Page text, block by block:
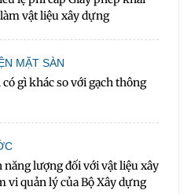
vật liệu xây dựng
MẶT SÀN
gì khác so với gạch thông
năng lượng đối với vật liệu xây
vi quản lý của Bộ Xây dựng